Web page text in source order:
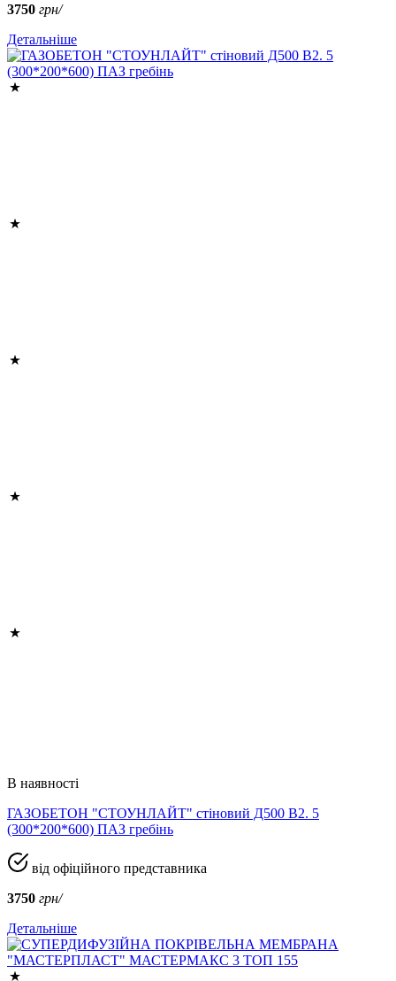
3750 грн/
Детальніше
В наявності
ГАЗОБЕТОН "СТОУНЛАЙТ" стіновий Д500 В2. 5
(300*200*600) ПАЗ гребінь
від офіційного представника
3750 грн/
Детальніше